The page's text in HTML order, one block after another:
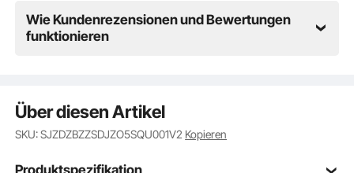
Wie Kundenrezensionen und Bewertungen
funktionieren
Über diesen Artikel
SKU: SJZDZBZZSDJZO5SQU001V2 Kopieren